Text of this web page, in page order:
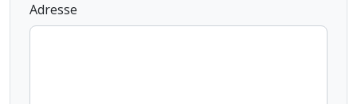
Adresse